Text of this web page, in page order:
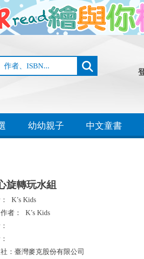
幼幼親子 中文童書
旋轉玩水組
K’s Kids
者：
K’s Kids
： 臺灣麥克股份有限公司